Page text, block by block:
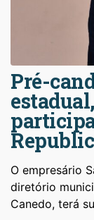
Pré-
O empresário
diretório
Canedo, terá